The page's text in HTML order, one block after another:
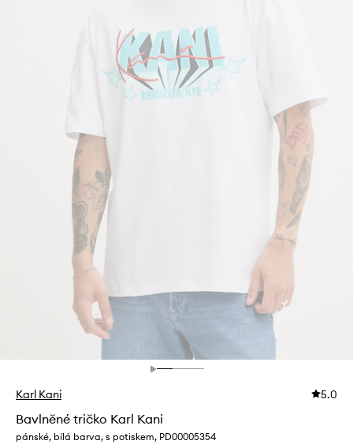
Karl Kani 5.0
Bavlněné tričko Karl Kani
pánské, bílá barva, s potiskem, PD00005354